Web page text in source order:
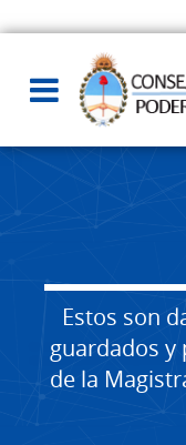
Estos son
guardados y
de la